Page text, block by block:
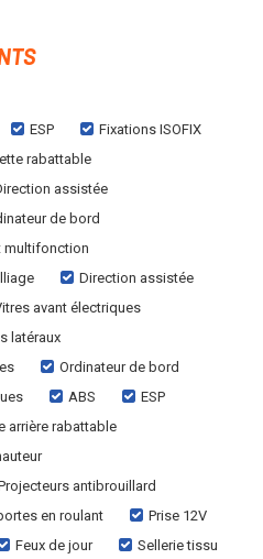
ESP
Fixations ISOFIX
rabattable
assistée
de bord
multifonction
Direction assistée
avant électriques
latéraux
Ordinateur de bord
ABS
ESP
arrière rabattable
antibrouillard
en roulant
Prise 12V
Feux de jour Sellerie tissu